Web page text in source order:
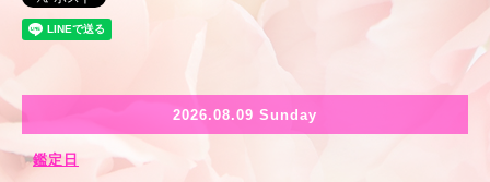
2026.08.09 Sunday
鑑定日